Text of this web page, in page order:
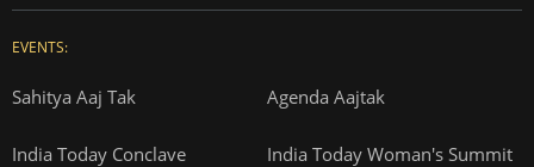
EVENTS:
Sahitya Aaj Tak Agenda Aajtak
India Today Conclave India Today Woman's Summit